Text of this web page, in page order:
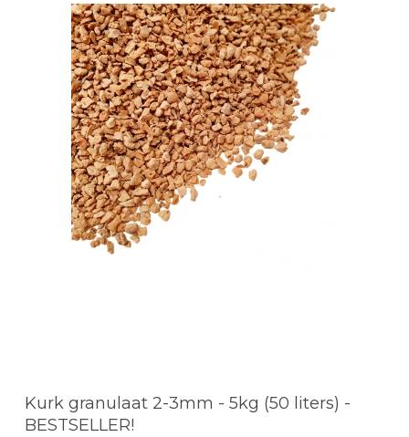
Kurk granulaat 2-3mm - 5kg (50 liters) -
BESTSELLER!